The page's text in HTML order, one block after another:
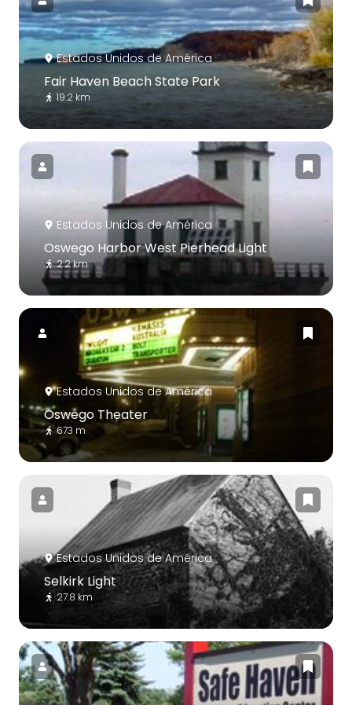
Estados Unidos de América
Fair Haven Beach State Park
19.2 km
Estados Unidos de América
Oswego Harbor West Pierhead Light
2.2 km
Estados Unidos de América
Oswego Theater
673 m
Estados Unidos de América
Selkirk Light
27.8 km